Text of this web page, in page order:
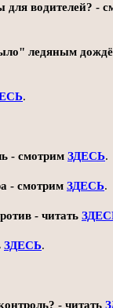
водителей? -
ледяным
.
- смотрим ЗДЕСЬ.
- смотрим ЗДЕСЬ.
- читать
ЗДЕСЬ.
- читать